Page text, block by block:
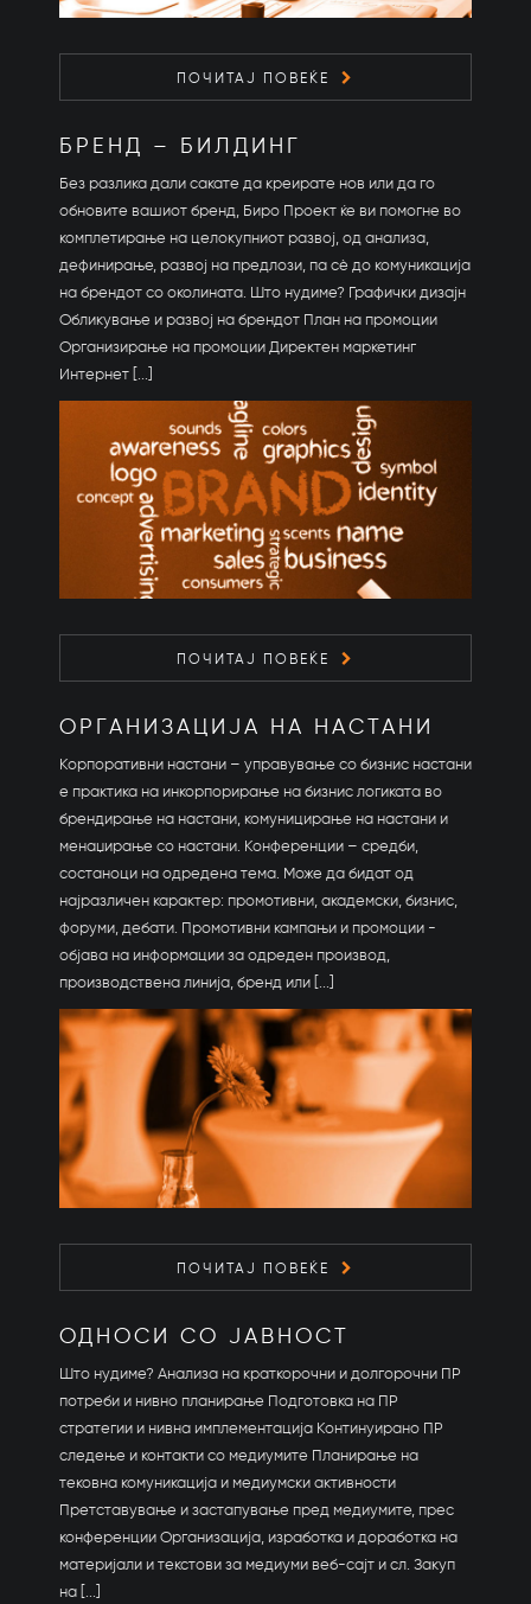
ПОЧИТАЈ ПОВЕЌЕ
БРЕНД – БИЛДИНГ
Без разлика дали сакате да креирате нов или да го
обновите вашиот бренд, Биро Проект ќе ви помогне во
комплетирање на целокупниот развој, од анализа,
дефинирање, развој на предлози, па сè до комуникација
на брендот со околината. Што нудиме? Графички дизајн
Обликување и развој на брендот План на промоции
Организирање на промоции Директен маркетинг
Интернет [...]
ПОЧИТАЈ ПОВЕЌЕ
ОРГАНИЗАЦИЈА НА НАСТАНИ
Корпоративни настани – управување со бизнис настани
е практика на инкорпорирање на бизнис логиката во
брендирање на настани, комуницирање на настани и
менаџирање со настани. Конференции – средби,
состаноци на одредена тема. Може да бидат од
најразличен карактер: промотивни, академски, бизнис,
форуми, дебати. Промотивни кампањи и промоции -
објава на информации за одреден производ,
производствена линија, бренд или [...]
ПОЧИТАЈ ПОВЕЌЕ
ОДНОСИ СО ЈАВНОСТ
Што нудиме? Анализа на краткорочни и долгорочни ПР
потреби и нивно планирање Подготовка на ПР
стратегии и нивна имплементација Континуирано ПР
следење и контакти со медиумите Планирање на
тековна комуникација и медиумски активности
Претставување и застапување пред медиумите, прес
конференции Организација, изработка и доработка на
материјали и текстови за медиуми веб-сајт и сл. Закуп
на [...]